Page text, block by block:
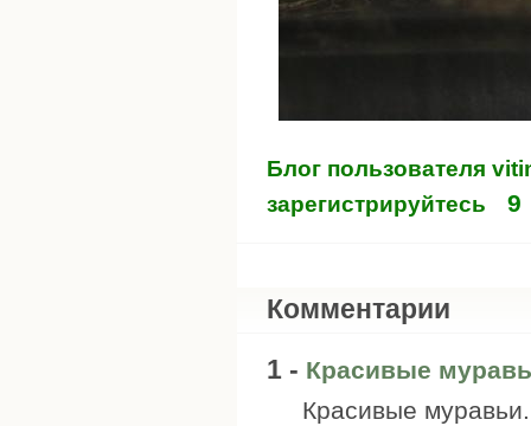
Блог пользователя
зарегистрируйтесь
9
Комментарии
1 - Красивые
Красивые